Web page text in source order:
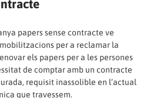
papers sense contracte ve
per a reclamar la
els papers per a les persones
de comptar amb un contracte
requisit inassolible en l’actual
que travessem.